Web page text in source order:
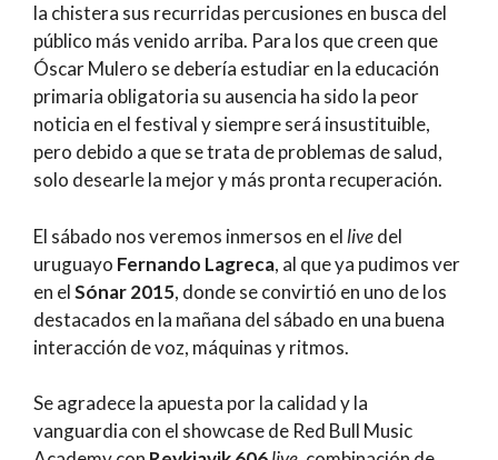
la chistera sus recurridas percusiones en busca del
público más venido arriba. Para los que creen que
Óscar Mulero se debería estudiar en la educación
primaria obligatoria su ausencia ha sido la peor
noticia en el festival y siempre será insustituible,
pero debido a que se trata de problemas de salud,
solo desearle la mejor y más pronta recuperación.
El sábado nos veremos inmersos en el livedel
uruguayo Fernando Lagreca, al que ya pudimos ver
en elSónar 2015, donde se convirtió en uno de los
destacados en la mañana del sábado en una buena
interacción de voz, máquinas y ritmos.
Se agradece la apuesta por la calidad y la
vanguardia con el showcase de Red Bull Music